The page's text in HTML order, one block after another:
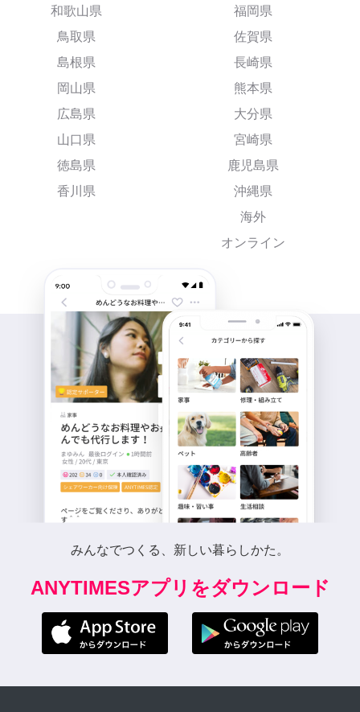
和歌山県
鳥取県
島根県
岡山県
広島県
山口県
徳島県
香川県
福岡県
佐賀県
長崎県
熊本県
大分県
宮崎県
鹿児島県
沖縄県
海外
オンライン
みんなでつくる、新しい暮らしかた。
ANYTIMESアプリをダウンロード